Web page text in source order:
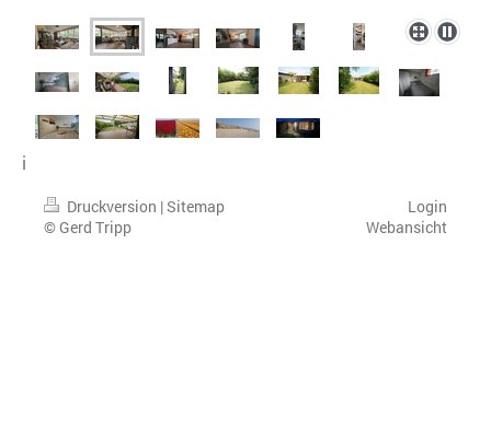
i
Druckversion |Sitemap
© Gerd Tripp
Login
Webansicht